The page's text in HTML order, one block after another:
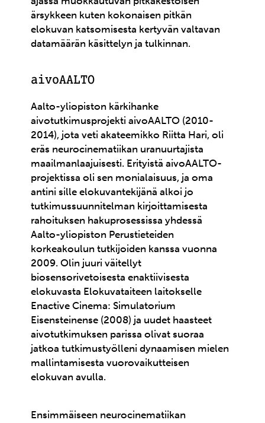
ärsykkeen kuten kokonaisen pitkän
elokuvan katsomisesta kertyvän valtavan
datamäärän käsittelyn ja tulkinnan.
aivoAALTO
Aalto-yliopiston kärkihanke
aivotutkimusprojekti aivoAALTO (2010-
2014), jota veti akateemikko Riitta Hari, oli
eräs neurocinematiikan uranuurtajista
maailmanlaajuisesti. Erityistä aivoAALTO-
projektissa oli sen monialaisuus, ja oma
antini sille elokuvantekijänä alkoi jo
tutkimussuunnitelman kirjoittamisesta
rahoituksen hakuprosessissa yhdessä
Aalto-yliopiston Perustieteiden
korkeakoulun tutkijoiden kanssa vuonna
2009. Olin juuri väitellyt
biosensorivetoisesta enaktiivisesta
elokuvasta Elokuvataiteen laitokselle
Enactive Cinema: Simulatorium
Eisensteinense (2008) ja uudet haasteet
aivotutkimuksen parissa olivat suoraa
jatkoa tutkimustyölleni dynaamisen mielen
mallintamisesta vuorovaikutteisen
elokuvan avulla.
Ensimmäiseen neurocinematiikan